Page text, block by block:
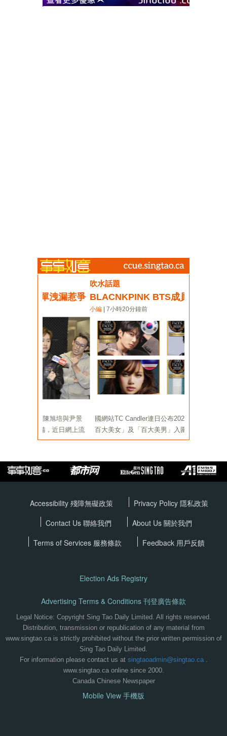
Accessibility 殘障無礙政策 Privacy Policy 隱私政策
Contact Us 聯絡我們
About Us 關於我們
Terms of Services 服務條款 Feedback 用戶反饋
Election Ads Registry
Advertising Terms & Conditions 刊登廣告條款
Legal Notice: Copyright Sing Tao Daily Limited. All rights reserved.
Distribution, transmission or republication of any material from
www.singtao.ca is strictly prohibited without the prior written permission of
Sing Tao Daily Limited.
For information please contact us at singtaoadmin@singtao.ca.
www.singtao.ca online since 2000.
Canada Chinese Newspaper
Mobile View 手機版